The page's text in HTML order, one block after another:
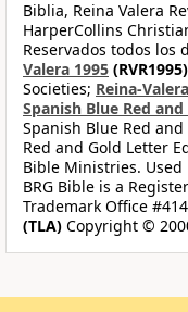
Biblia, Reina Valera
HarperCollins
Reservados todos los
Valera 1995 (RVR1995)
Societies; Reina-
Spanish Blue Red
Spanish Blue Red and
Red and Gold Letter
Bible Ministries.
BRG Bible is a
Trademark Office
(TLA) Copyright ©